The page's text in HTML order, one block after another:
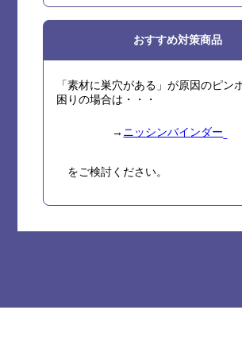
おすすめ対策商品
「素材に巣穴がある」が原因のピン
困りの場合は・・・
→ ニッシンバインダー
をご検討ください。